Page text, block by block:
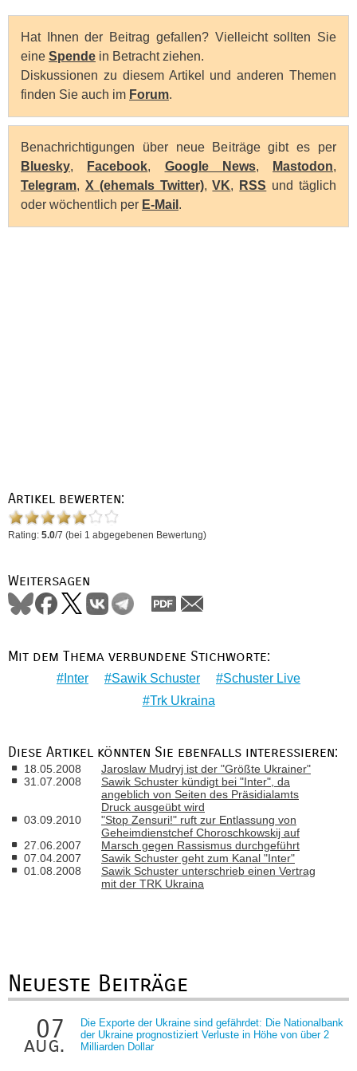
Hat Ihnen der Beitrag gefallen? Vielleicht sollten Sie
eine Spende in Betracht ziehen.
Diskussionen zu diesem Artikel und anderen Themen
finden Sie auch im Forum.
Benachrichtigungen über neue Beiträge gibt es per
Bluesky, Facebook, Google News, Mastodon,
Telegram, X (ehemals Twitter),VK, RSS und täglich
oder wöchentlich per E-Mail .
Artikel bewerten:
Rating: 5.0/7 (bei 1 abgegebenen Bewertung)
Weitersagen
Mit dem Thema verbundene Stichworte:
Inter Sawik Schuster
Schuster Live
Trk Ukraina
Diese Artikel könnten Sie ebenfalls interessieren:
18.05.2008
Jaroslaw Mudryj ist der "Größte Ukrainer"
31.07.2008
Sawik Schuster kündigt bei "Inter", da
angeblich von Seiten des Präsidialamts
Druck ausgeübt wird
03.09.2010
"Stop Zensuri!" ruft zur Entlassung von
Geheimdienstchef Choroschkowskij auf
27.06.2007
Marsch gegen Rassismus durchgeführt
07.04.2007
Sawik Schuster geht zum Kanal "Inter"
01.08.2008
Sawik Schuster unterschrieb einen Vertrag
mit der TRK Ukraina
Neueste Beiträge
07
aug.
Die Exporte der Ukraine sind gefährdet: Die Nationalbank
der Ukraine prognostiziert Verluste in Höhe von über 2
Milliarden Dollar